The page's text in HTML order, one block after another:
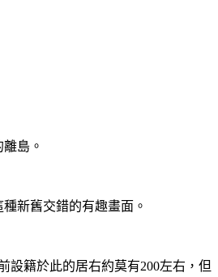
島。
新舊交錯的有趣畫面。
設籍於此的居右約莫有200左右，但